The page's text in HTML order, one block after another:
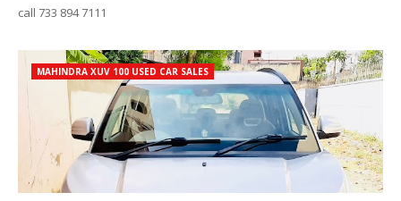
call 733 894 7111
MAHINDRA XUV 100 USED CAR SALES